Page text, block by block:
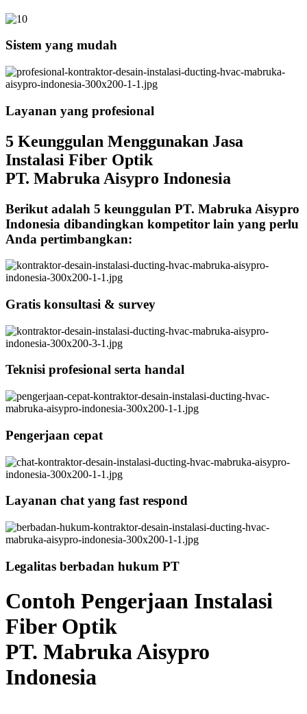
Sistem yang mudah
Layanan yang profesional
5 Keunggulan Menggunakan Jasa
Instalasi Fiber Optik
PT. Mabruka Aisypro Indonesia
Berikut adalah 5 keunggulan PT. Mabruka Aisypro
Indonesia dibandingkan kompetitor lain yang perlu
Anda pertimbangkan:
Gratis konsultasi & survey
Teknisi profesional serta handal
Pengerjaan cepat
Layanan chat yang fast respond
Legalitas berbadan hukum PT
Contoh Pengerjaan Instalasi
Fiber Optik
PT. Mabruka Aisypro
Indonesia